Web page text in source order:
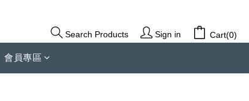
Search Products Sign in Cart(0)
會員專區